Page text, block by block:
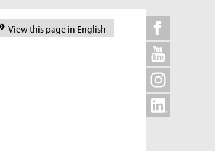
View this page in English